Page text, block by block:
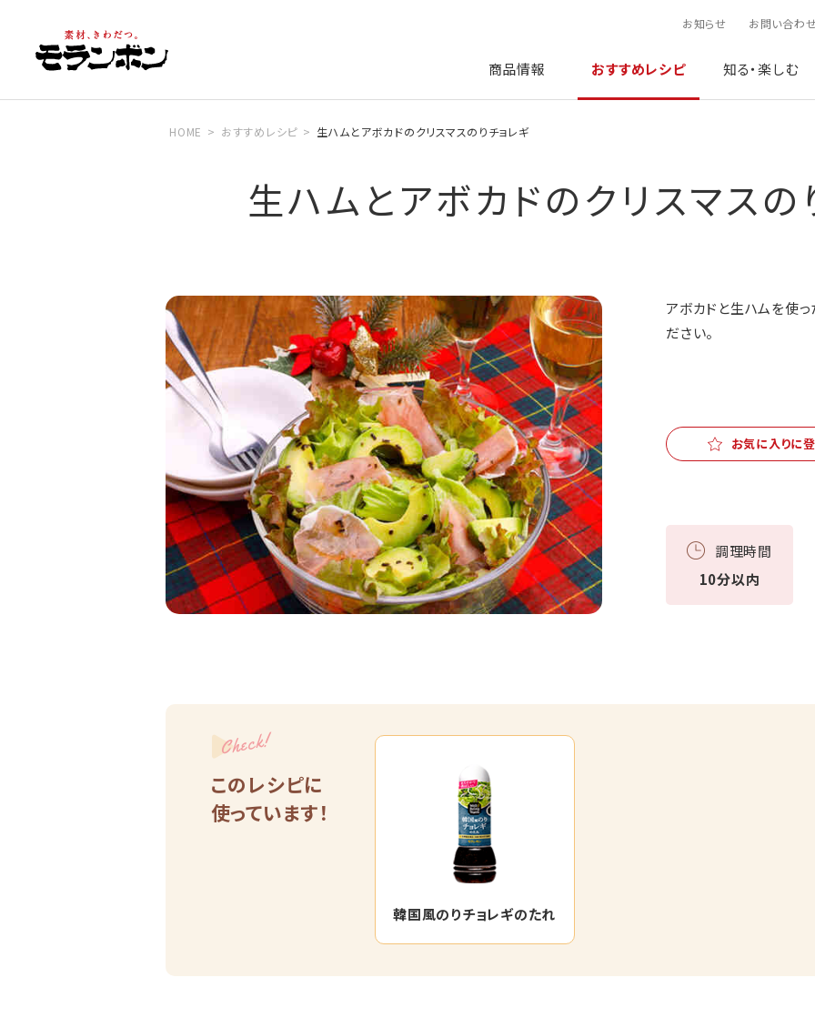
お知らせ お問い合わ
商品情報 おすすめレシピ 知る・楽しむ
HOME おすすめレシピ 生ハムとアボカドのクリスマスのりチョレギ
生ハムとアボカドのクリスマスの
アボカドと生ハムを使
ださい。
お気に入りに
調理時間
10分以内
Check!
このレシピに
使っています！
韓国風のりチョレギのたれ